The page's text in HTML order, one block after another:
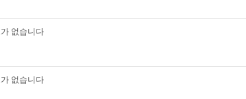
없습니다
없습니다